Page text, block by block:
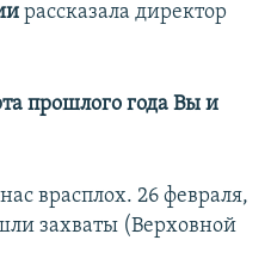
рассказала директор
прошлого года Вы и
врасплох. 26 февраля,
захваты (Верховной